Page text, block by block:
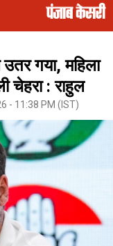
गया, महिला
चेहरा : राहुल
- 11:38 PM (IST)